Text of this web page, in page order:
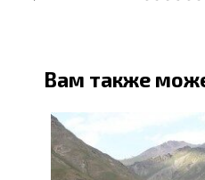
Вам также